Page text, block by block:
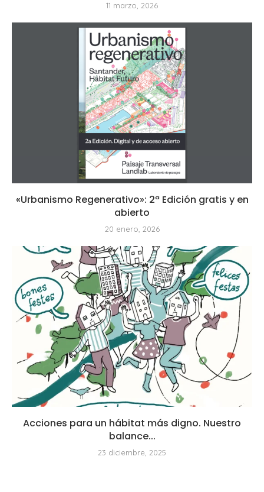
11 marzo, 2026
«Urbanismo Regenerativo»: 2ª Edición gratis y en
abierto
20 enero, 2026
Acciones para un hábitat más digno. Nuestro
balance...
23 diciembre, 2025